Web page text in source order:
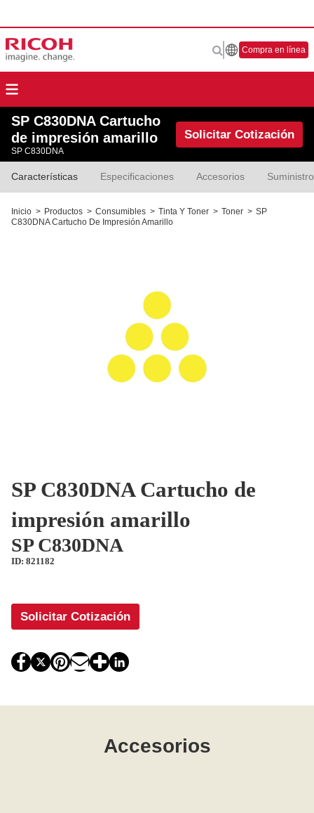
Compra en línea
SP C830DNA Cartucho
de impresión amarillo
SP C830DNA
Solicitar Cotización
Características Especificaciones Accesorios
Inicio > Productos > Consumibles > Tinta Y Toner > Toner > SP
C830DNA Cartucho De Impresión Amarillo
SP C830DNA Cartucho de
impresión amarillo
SP C830DNA
ID: 821182
Solicitar Cotización
Accesorios